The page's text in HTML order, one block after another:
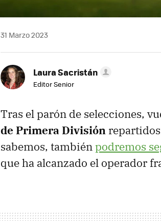
31 Marzo 2023
Laura Sacristán
Editor Senior
Tras el parón de selecciones,
de Primera División repartidos
sabemos, tambiénpodremos
que ha alcanzado el operador